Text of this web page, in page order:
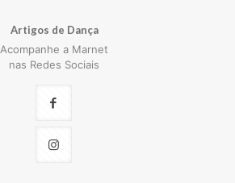
Artigos de Dança
Acompanhe a Marnet
nas Redes Sociais